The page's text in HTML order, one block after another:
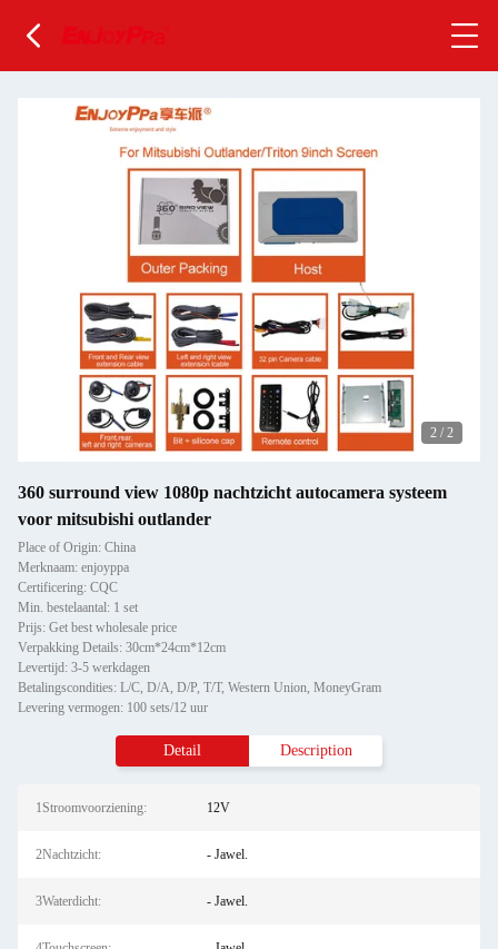
2 / 2
360 surround view 1080p nachtzicht autocamera systeem
voor mitsubishi outlander
Place of Origin: China
Merknaam: enjoyppa
Certificering: CQC
Min. bestelaantal: 1 set
Prijs: Get best wholesale price
Verpakking Details: 30cm*24cm*12cm
Levertijd: 3-5 werkdagen
Betalingscondities: L/C, D/A, D/P, T/T, Western Union, MoneyGram
Levering vermogen: 100 sets/12 uur
Detail Description
1Stroomvoorziening: 12V
2Nachtzicht: - Jawel.
3Waterdicht: - Jawel.